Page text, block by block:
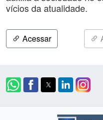
vícios da atualidade.
Acessar